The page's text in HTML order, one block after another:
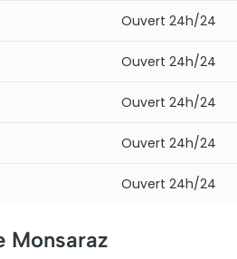
Ouvert 24h/24
Ouvert 24h/24
Ouvert 24h/24
Ouvert 24h/24
Ouvert 24h/24
Monsaraz